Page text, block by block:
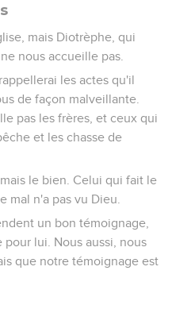
mais Diotrèphe, qui
nous accueille pas.
les actes qu'il
de façon malveillante.
pas les frères, et ceux qui
et les chasse de
le bien. Celui qui fait le
mal n'a pas vu Dieu.
un bon témoignage,
lui. Nous aussi, nous
que notre témoignage est